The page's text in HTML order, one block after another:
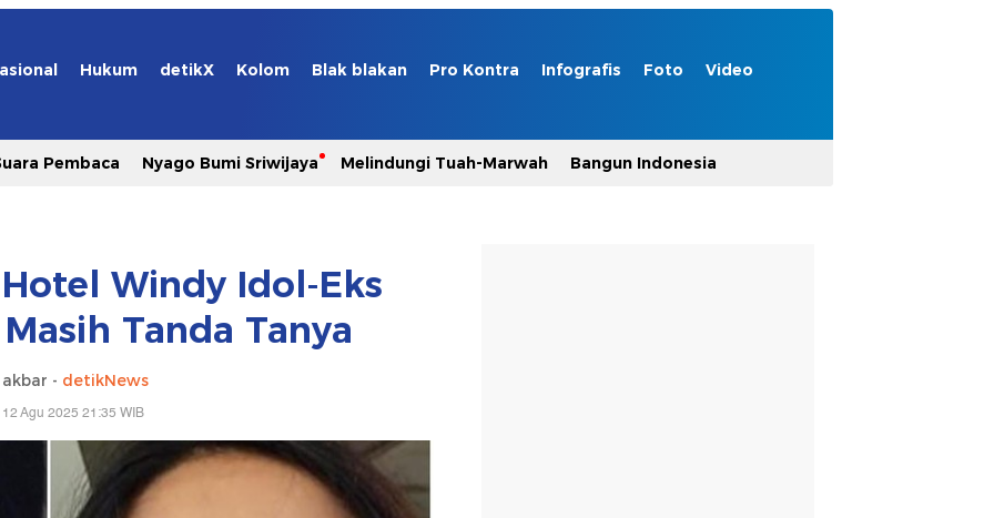
Hukum detikX Kolom Blak blakan Pro Kontra Infografis Foto Video
Pembaca Nyago Bumi Sriwijaya Melindungi Tuah-Marwah Bangun Indonesia
Windy Idol-Eks
Tanda Tanya
- detikNews
Agu 2025 21:35 WIB